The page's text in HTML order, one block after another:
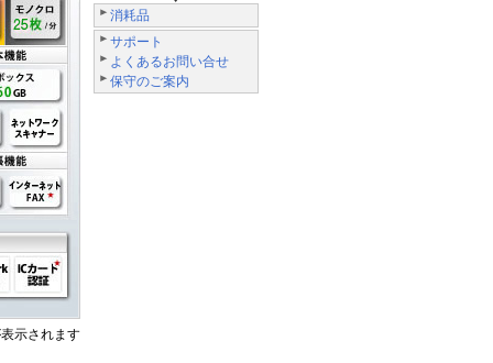
示されます
消耗品
サポート
よくあるお問い合せ
保守のご案内